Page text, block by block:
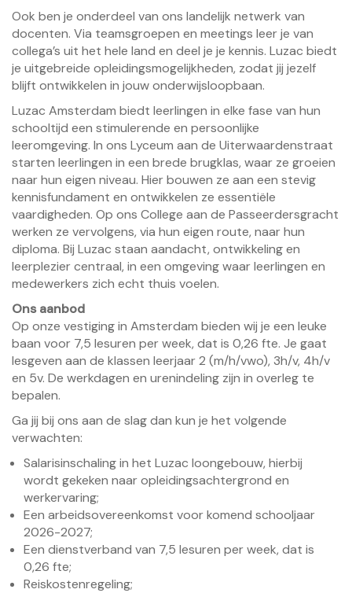
Ook ben je onderdeel van ons landelijk netwerk van
docenten. Via teamsgroepen en meetings leer je van
collega’s uit het hele land en deel je je kennis. Luzac biedt
je uitgebreide opleidingsmogelijkheden, zodat jij jezelf
blijft ontwikkelen in jouw onderwijsloopbaan.
Luzac Amsterdam biedt leerlingen in elke fase van hun
schooltijd een stimulerende en persoonlijke
leeromgeving. In ons Lyceum aan de Uiterwaardenstraat
starten leerlingen in een brede brugklas, waar ze groeien
naar hun eigen niveau. Hier bouwen ze aan een stevig
kennisfundament en ontwikkelen ze essentiële
vaardigheden. Op ons College aan de Passeerdersgracht
werken ze vervolgens, via hun eigen route, naar hun
diploma. Bij Luzac staan aandacht, ontwikkeling en
leerplezier centraal, in een omgeving waar leerlingen en
medewerkers zich echt thuis voelen.
Ons aanbod
Op onze vestiging in Amsterdam bieden wij je een leuke
baan voor 7,5 lesuren per week, dat is 0,26 fte. Je gaat
lesgeven aan de klassen leerjaar 2 (m/h/vwo), 3h/v, 4h/v
en 5v. De werkdagen en urenindeling zijn in overleg te
bepalen.
Ga jij bij ons aan de slag dan kun je het volgende
verwachten:
Salarisinschaling in het Luzac loongebouw, hierbij
wordt gekeken naar opleidingsachtergrond en
werkervaring;
Een arbeidsovereenkomst voor komend schooljaar
2026-2027;
Een dienstverband van 7,5 lesuren per week, dat is
0,26 fte;
Reiskostenregeling;